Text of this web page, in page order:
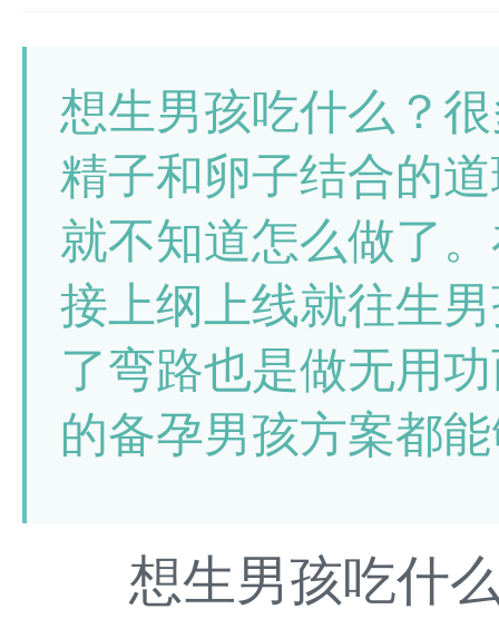
想生男孩吃什么？
精子和卵子结合的
就不知道怎么做了
接上纲上线就往生
了弯路也是做无用
的备孕男孩方案都
想生男孩吃什么